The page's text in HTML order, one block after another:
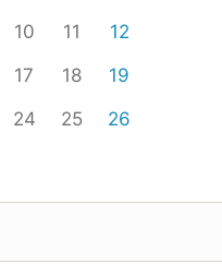
10 11
12
17 18
19
24 25
26